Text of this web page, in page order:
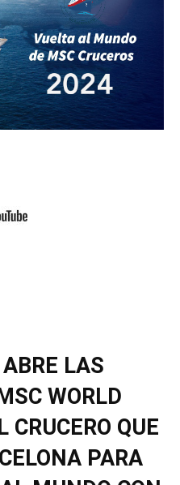
LAS
WORLD
CRUCERO QUE
PARA